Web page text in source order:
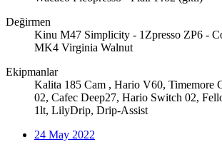
Değirmen
Kinu M47 Simplicity - 1Zpresso ZP6 -
MK4 Virginia Walnut
Ekipmanlar
Kalita 185 Cam , Hario V60, Timemore
02, Cafec Deep27, Hario Switch 02,
1lt, LilyDrip, Drip-Assist
24 May 2022